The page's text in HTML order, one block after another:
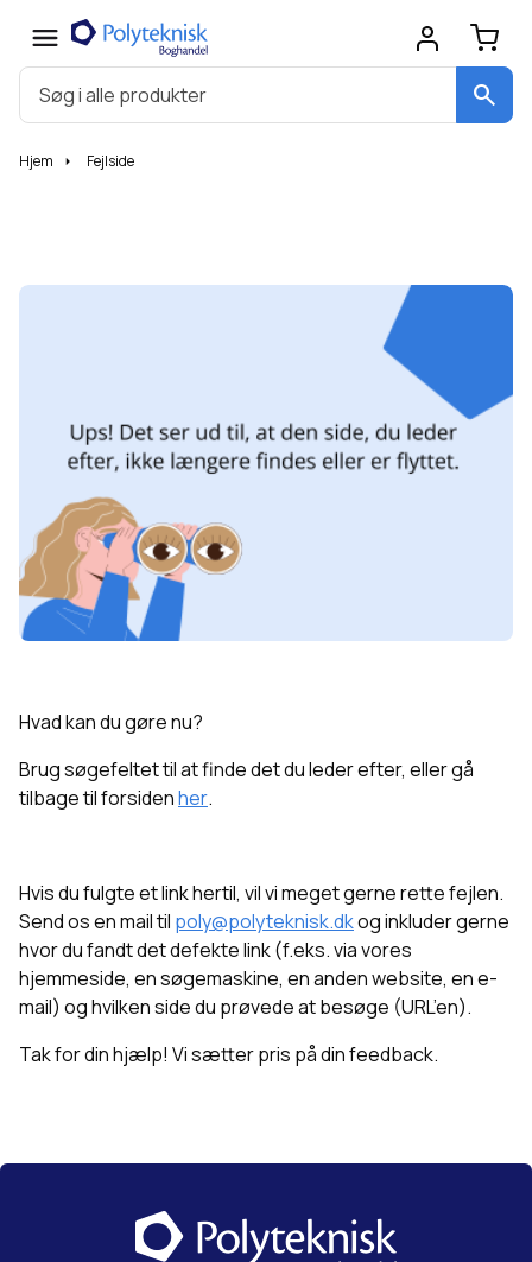
search
Hjem Fejlside
Hvad kan du gøre nu?
Brug søgefeltet til at finde det du leder efter, eller gå
tilbage til forsidenher.
Hvis du fulgte et link hertil, vil vi meget gerne rette fejlen.
Send os en mail til poly@polyteknisk.dkog inkluder gerne
hvor du fandt det defekte link (f.eks. via vores
hjemmeside, en søgemaskine, en anden website, en e-
mail) og hvilken side du prøvede at besøge (URL’en).
Tak for din hjælp! Vi sætter pris på din feedback.